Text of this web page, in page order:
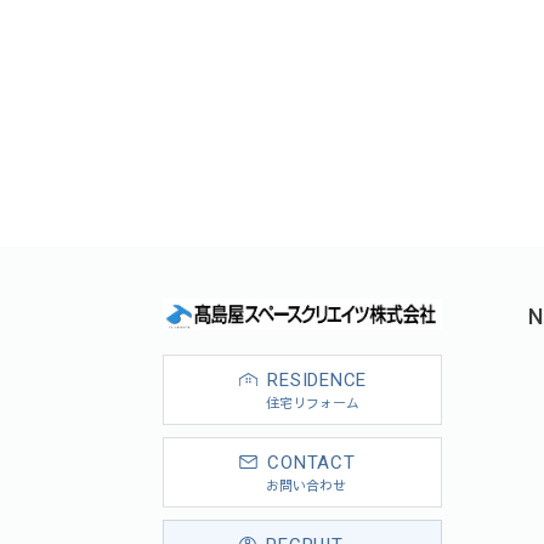
RESIDENCE
住宅リフォーム
CONTACT
お問い合わせ